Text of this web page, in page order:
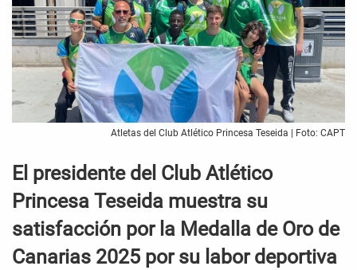
Atletas del Club Atlético Princesa Teseida | Foto: CAPT
El presidente del Club Atlético
Princesa Teseida muestra su
satisfacción por la Medalla de Oro de
Canarias 2025 por su labor deportiva